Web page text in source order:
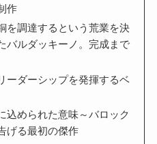
作
を調達するという荒業を決
バルダッキーノ。完成まで
ーダーシップを発揮するベ
込められた意味～バロック
げる最初の傑作